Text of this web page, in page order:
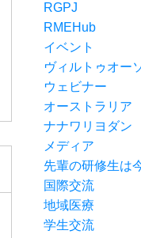
RGPJ
RMEHub
イベント
ヴィルトゥオー
ウェビナー
オーストラリア
ナナワリヨダン
メディア
先輩の研修生は
国際交流
地域医療
学生交流